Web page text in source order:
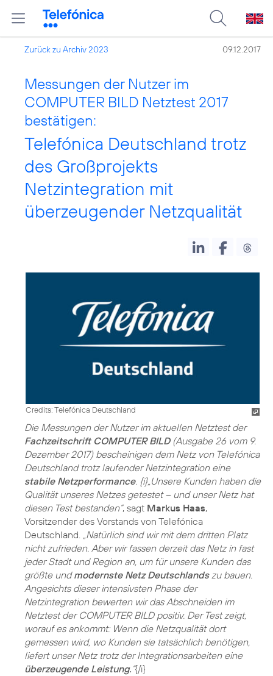
Zurück zu Archiv 2023 09.12.2017
Messungen der Nutzer im
COMPUTER BILD Netztest 2017
bestätigen:
Telefónica Deutschland trotz
des Großprojekts
Netzintegration mit
überzeugender Netzqualität
Credits: Telefónica Deutschland
Die Messungen der Nutzer im aktuellen Netztest der
Fachzeitschrift COMPUTER BILD(Ausgabe 26 vom 9.
Dezember 2017) bescheinigen dem Netz von Telefónica
Deutschland trotz laufender Netzintegration eine
stabile Netzperformance. {i}„Unsere Kunden haben die
Qualität unseres Netzes getestet – und unser Netz hat
diesen Test bestanden“, sagt Markus Haas,
Vorsitzender des Vorstands von Telefónica
Deutschland. „Natürlich sind wir mit dem dritten Platz
nicht zufrieden. Aber wir fassen derzeit das Netz in fast
jeder Stadt und Region an, um für unsere Kunden das
größte undmodernste Netz Deutschlandszu bauen.
Angesichts dieser intensivsten Phase der
Netzintegration bewerten wir das Abschneiden im
Netztest der COMPUTER BILD positiv. Der Test zeigt,
worauf es ankommt: Wenn die Netzqualität dort
gemessen wird, wo Kunden sie tatsächlich benötigen,
liefert unser Netz trotz der Integrationsarbeiten eine
überzeugende Leistung. “{/i}